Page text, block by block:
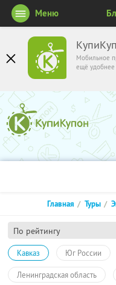
Мобильное
ещё удобнее
Меню
По рейтингу
Главная Туры
Кавказ Юг России
Ленинградская область